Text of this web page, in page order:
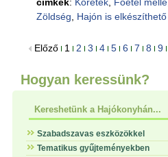
Zöldség
Hajón is elkészíthető
Előző 1 2 3 4 5 6 7 8 9
Hogyan keressünk?
Kereshetünk a Hajókonyhán...
Szabadszavas eszközökkel
Tematikus gyűjteményekben